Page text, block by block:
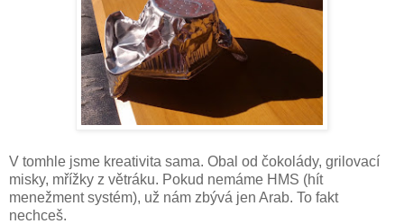
V tomhle jsme kreativita sama. Obal od čokolády, grilovací
misky, mřížky z větráku. Pokud nemáme HMS (hít
menežment systém), už nám zbývá jen Arab. To fakt
nechceš.